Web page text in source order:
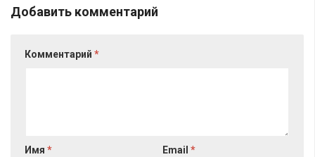
Добавить комментарий
Комментарий *
Имя * Email*